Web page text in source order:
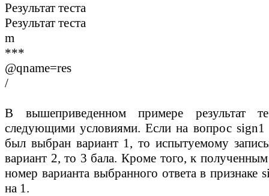
Результат теста
Результат теста
m
***
@qname=res
/
В вышеприведенном примере результат
следующими условиями. Если на вопрос sign1
был выбран вариант 1, то испытуемому
вариант 2, то 3 бала. Кроме того, к
номер варианта выбранного ответа в признаке
на 1.